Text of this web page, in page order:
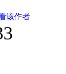
该作者